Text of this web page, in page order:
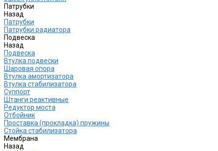
Патрубки
Назад
Патрубки
Патрубки радиатора
Подвеска
Назад
Подвеска
Втулка подвески
Шаровая опора
Втулка амортизатора
Втулка стабилизатора
Cуппорт
Штанги реактивные
Редуктор моста
Отбойник
Проставка (прокладка) пружины
Стойка стабилизатора
Мембрана
Назад